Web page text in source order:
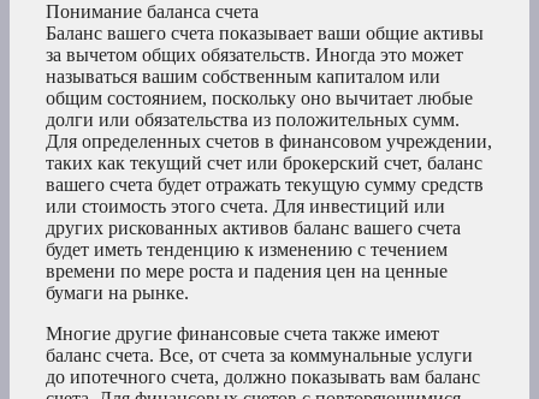
Понимание баланса счета
Баланс вашего счета показывает ваши общие активы
за вычетом общих обязательств. Иногда это может
называться вашим собственным капиталом или
общим состоянием, поскольку оно вычитает любые
долги или обязательства из положительных сумм.
Для определенных счетов в финансовом учреждении,
таких как текущий счет или брокерский счет, баланс
вашего счета будет отражать текущую сумму средств
или стоимость этого счета. Для инвестиций или
других рискованных активов баланс вашего счета
будет иметь тенденцию к изменению с течением
времени по мере роста и падения цен на ценные
бумаги на рынке.
Многие другие финансовые счета также имеют
баланс счета. Все, от счета за коммунальные услуги
до ипотечного счета, должно показывать вам баланс